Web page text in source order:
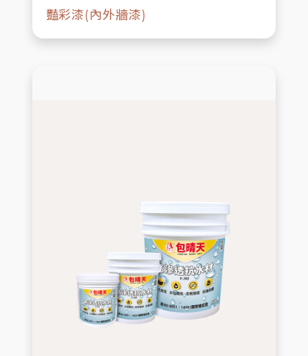
豔彩漆(內外牆漆)